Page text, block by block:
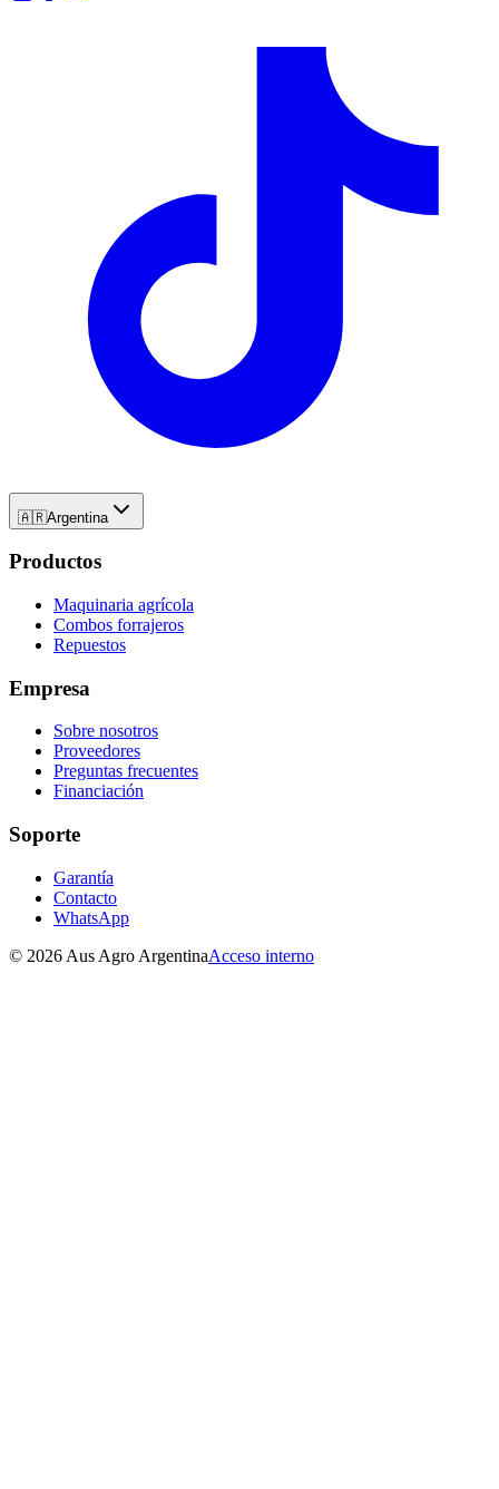
🇦🇷Argentina
Productos
Maquinaria agrícola
Combos forrajeros
Repuestos
Empresa
Sobre nosotros
Proveedores
Preguntas frecuentes
Financiación
Soporte
Garantía
Contacto
WhatsApp
© 2026 Aus Agro ArgentinaAcceso interno